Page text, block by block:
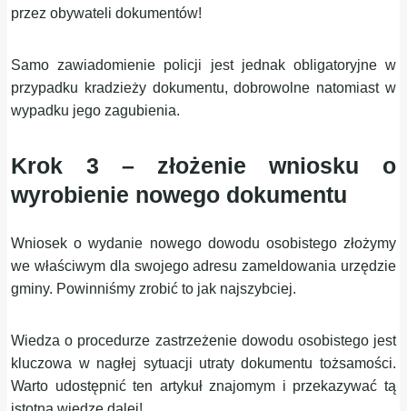
przez obywateli dokumentów!
Samo zawiadomienie policji jest jednak obligatoryjne w
przypadku kradzieży dokumentu, dobrowolne natomiast w
wypadku jego zagubienia.
Krok 3 – złożenie wniosku o
wyrobienie nowego dokumentu
Wniosek o wydanie nowego dowodu osobistego złożymy
we właściwym dla swojego adresu zameldowania urzędzie
gminy. Powinniśmy zrobić to jak najszybciej.
Wiedza o procedurze zastrzeżenie dowodu osobistego jest
kluczowa w nagłej sytuacji utraty dokumentu tożsamości.
Warto udostępnić ten artykuł znajomym i przekazywać tą